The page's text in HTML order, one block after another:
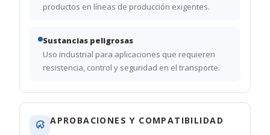
productos en líneas de producción exigentes.
Sustancias peligrosas
Uso industrial para aplicaciones que requieren
resistencia, control y seguridad en el transporte.
APROBACIONES Y COMPATIBILIDAD